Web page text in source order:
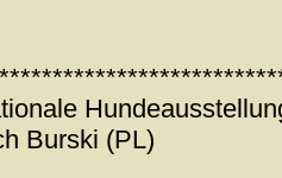
Burski (PL)